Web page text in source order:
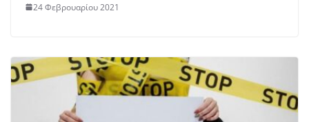
24 Φεβρουαρίου 2021